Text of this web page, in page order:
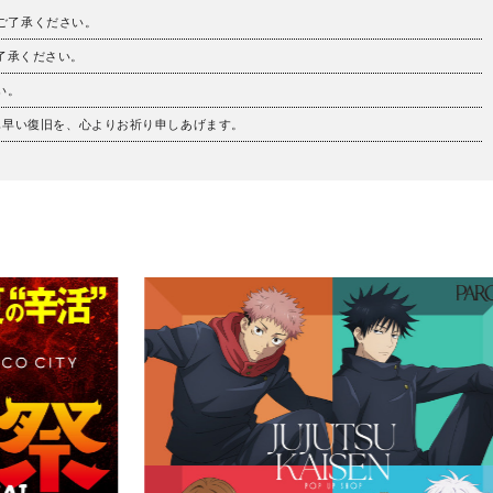
承ください。
ください。
い復旧を、心よりお祈り申しあげます。